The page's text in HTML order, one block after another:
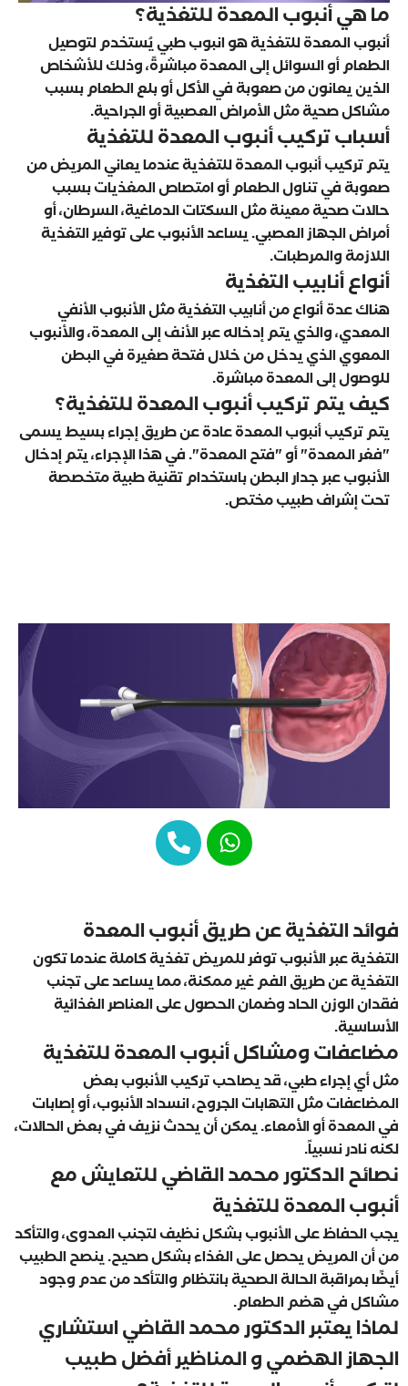
ما هي أنبوب المعدة للتغذية؟
أنبوب المعدة للتغذية هو انبوب طبي يُستخدم لتوصيل
الطعام أو السوائل إلى المعدة مباشرةً، وذلك للأشخاص
الذين يعانون من صعوبة في الأكل أو بلع الطعام بسبب
مشاكل صحية مثل الأمراض العصبية أو الجراحية.
أسباب تركيب أنبوب المعدة للتغذية
يتم تركيب أنبوب المعدة للتغذية عندما يعاني المريض من
صعوبة في تناول الطعام أو امتصاص المغذيات بسبب
حالات صحية معينة مثل السكتات الدماغية، السرطان، أو
أمراض الجهاز العصبي. يساعد الأنبوب على توفير التغذية
اللازمة والمرطبات.
أنواع أنابيب التغذية
هناك عدة أنواع من أنابيب التغذية مثل الأنبوب الأنفي
المعدي، والذي يتم إدخاله عبر الأنف إلى المعدة، والأنبوب
المعوي الذي يدخل من خلال فتحة صغيرة في البطن
للوصول إلى المعدة مباشرة.
كيف يتم تركيب أنبوب المعدة للتغذية؟
يتم تركيب أنبوب المعدة عادة عن طريق إجراء بسيط يسمى
"فغر المعدة" أو "فتح المعدة". في هذا الإجراء، يتم إدخال
الأنبوب عبر جدار البطن باستخدام تقنية طبية متخصصة
تحت إشراف طبيب مختص.
فوائد التغذية عن طريق أنبوب المعدة
التغذية عبر الأنبوب توفر للمريض تغذية كاملة عندما تكون
التغذية عن طريق الفم غير ممكنة، مما يساعد على تجنب
فقدان الوزن الحاد وضمان الحصول على العناصر الغذائية
الأساسية.
مضاعفات ومشاكل أنبوب المعدة للتغذية
مثل أي إجراء طبي، قد يصاحب تركيب الأنبوب بعض
المضاعفات مثل التهابات الجروح، انسداد الأنبوب، أو إصابات
في المعدة أو الأمعاء. يمكن أن يحدث نزيف في بعض الحالات،
لكنه نادر نسبياً.
نصائح الدكتور محمد القاضي للتعايش مع
أنبوب المعدة للتغذية
يجب الحفاظ على الأنبوب بشكل نظيف لتجنب العدوى، والتأكد
من أن المريض يحصل على الغذاء بشكل صحيح. ينصح الطبيب
أيضًا بمراقبة الحالة الصحية بانتظام والتأكد من عدم وجود
مشاكل في هضم الطعام.
لماذا يعتبر الدكتور محمد القاضي استشاري
الجهاز الهضمي و المناظير أفضل طبيب